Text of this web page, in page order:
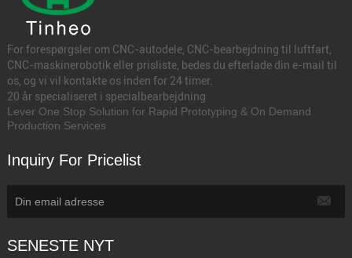
For forespørgsler om CNC-autodele, CNC-bearbejdning til luftfart,
CNC-maskinerobotik eller prisliste, bedes du efterlade din e-mail til
os, og vi vil kontakte os inden for 24 timer.
20 år specialiseret i specialbearbejdning
Lever One Stop Solution for Rapid Prototyping & On Demand
Production Services
Inquiry For Pricelist
SENESTE NYT